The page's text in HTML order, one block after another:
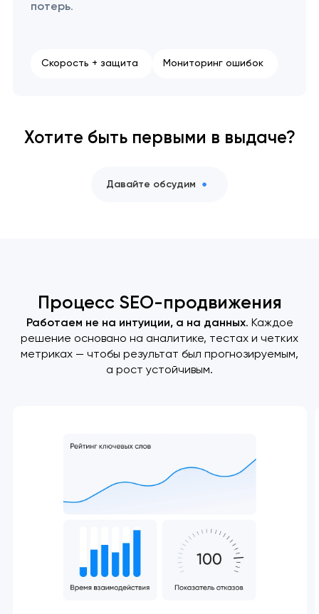
потерь.
Скорость + защита Мониторинг ошибок
Хотите быть первыми в выдаче?
Давайте обсудим
Процесс SEO-продвижения
Работаем не на интуиции, а на данных. Каждое
решение основано на аналитике, тестах и четких
метриках — чтобы результат был прогнозируемым,
а рост устойчивым.